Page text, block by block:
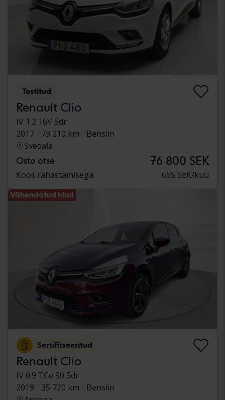
Testitud
Renault Clio
IV 1.2 16V 5dr
2017
73 210 km
Bensiin
Svedala
Osta otse 76 800 SEK
Koos rahastamisega 655 SEK/kuu
Vähendatud hind
Sertifitseeritud
Renault Clio
IV 0.9 TCe 90 5dr
2019
35 720 km
Bensiin